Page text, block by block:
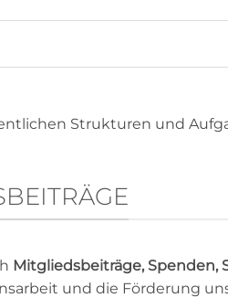
Strukturen und
Mitgliedsbeiträge, Spenden,
und die Förderung